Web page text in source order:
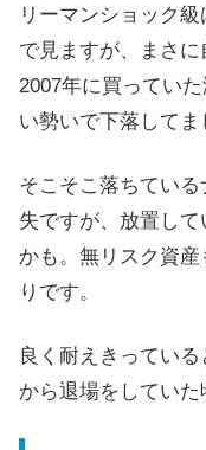
リーマンショック
で見ますが、まさに
2007年に買ってい
い勢いで下落してま
そこそこ落ちてい
失ですが、放置し
かも。無リスク資
りです。
良く耐えきってい
から退場をしていた